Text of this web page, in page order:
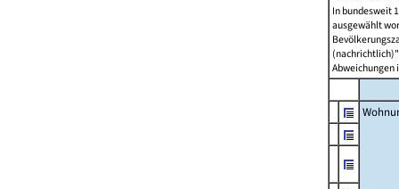
In bundesweit
ausgewählt
Abweichungen